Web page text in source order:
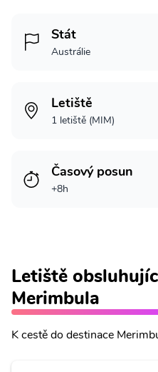
Stát
Austrálie
Letiště
1 letiště (MIM)
Časový posun
+8h
Letiště
Merimbula
K cestě do destinace